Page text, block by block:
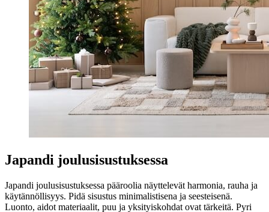
Japandi joulusisustuksessa
Japandi joulusisustuksessa pääroolia näyttelevät harmonia, rauha ja
käytännöllisyys. Pidä sisustus minimalistisena ja seesteisenä.
Luonto, aidot materiaalit, puu ja yksityiskohdat ovat tärkeitä. Pyri